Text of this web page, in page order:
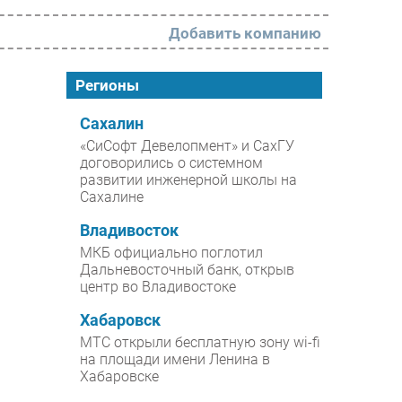
РАЗДЕЛЫ
Новости
Аналитика
Интервью
Проекты
IT класс
Каталог компаний
Добавить компанию
Регионы
Сахалин
«СиСофт Девелопмент» и СахГУ
договорились о системном
развитии инженерной школы на
Сахалине
Владивосток
МКБ официально поглотил
Дальневосточный банк, открыв
центр во Владивостоке
Хабаровск
МТС открыли бесплатную зону wi-fi
на площади имени Ленина в
Хабаровске